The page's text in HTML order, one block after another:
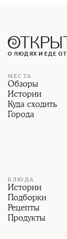
О ЛЮДЯХ И ЕДЕ ОТ
МЕСТА
Обзоры
Истории
Куда сходить
Города
БЛЮДА
Истории
Подборки
Рецепты
Продукты